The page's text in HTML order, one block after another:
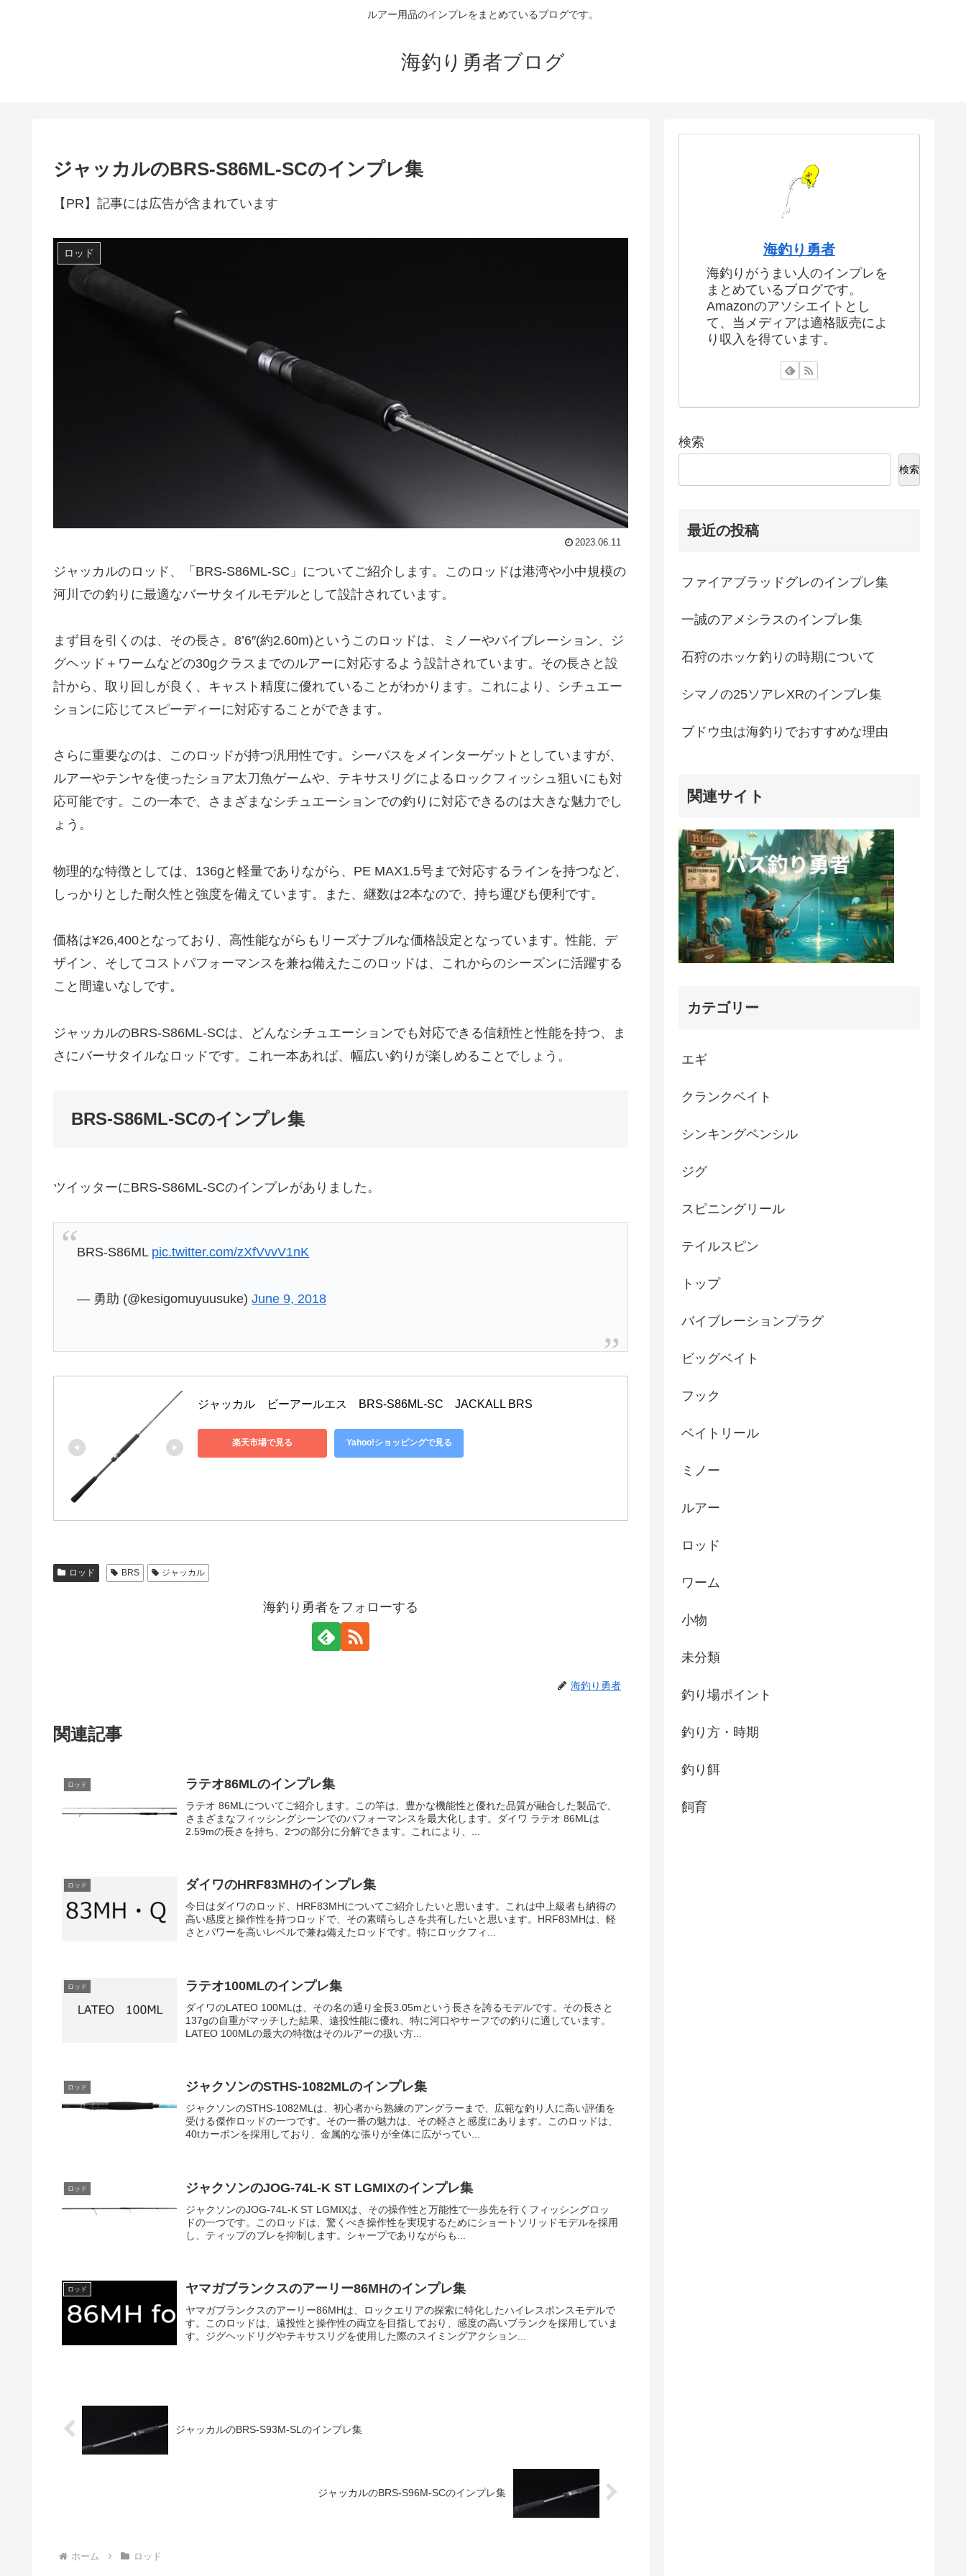
ルアー用品のインプレをまとめているブログです。
海釣り勇者ブログ
ジャッカルのBRS-S86ML-SCのインプレ集
【PR】記事には広告が含まれています
ロッド
2023.06.11
ジャッカルのロッド、「BRS-S86ML-SC」についてご紹介します。このロッドは港湾や小中規模の
河川での釣りに最適なバーサタイルモデルとして設計されています。
まず目を引くのは、その長さ。8’6″(約2.60m)というこのロッドは、ミノーやバイブレーション、ジ
グヘッド＋ワームなどの30gクラスまでのルアーに対応するよう設計されています。その長さと設
計から、取り回しが良く、キャスト精度に優れていることがわかります。これにより、シチュエー
ションに応じてスピーディーに対応することができます。
さらに重要なのは、このロッドが持つ汎用性です。シーバスをメインターゲットとしていますが、
ルアーやテンヤを使ったショア太刀魚ゲームや、テキサスリグによるロックフィッシュ狙いにも対
応可能です。この一本で、さまざまなシチュエーションでの釣りに対応できるのは大きな魅力でし
ょう。
物理的な特徴としては、136gと軽量でありながら、PE MAX1.5号まで対応するラインを持つなど、
しっかりとした耐久性と強度を備えています。また、継数は2本なので、持ち運びも便利です。
価格は¥26,400となっており、高性能ながらもリーズナブルな価格設定となっています。性能、デ
ザイン、そしてコストパフォーマンスを兼ね備えたこのロッドは、これからのシーズンに活躍する
こと間違いなしです。
ジャッカルのBRS-S86ML-SCは、どんなシチュエーションでも対応できる信頼性と性能を持つ、ま
さにバーサタイルなロッドです。これ一本あれば、幅広い釣りが楽しめることでしょう。
BRS-S86ML-SCのインプレ集
ツイッターにBRS-S86ML-SCのインプレがありました。
BRS-S86ML pic.twitter.com/zXfVvvV1nK
— 勇助 (@kesigomuyuusuke)June 9, 2018
ジャッカル　ビーアールエス　BRS-S86ML-SC　JACKALL BRS
楽天市場で見る Yahoo!ショッピングで見る
ロッド BRS ジャッカル
海釣り勇者をフォローする
海釣り勇者
関連記事
ロッド ラテオ86MLのインプレ集
ラテオ 86MLについてご紹介します。この竿は、豊かな機能性と優れた品質が融合した製品で、
さまざまなフィッシングシーンでのパフォーマンスを最大化します。ダイワ ラテオ 86MLは
2.59mの長さを持ち、2つの部分に分解できます。これにより、...
ロッド ダイワのHRF83MHのインプレ集
今日はダイワのロッド、HRF83MHについてご紹介したいと思います。これは中上級者も納得の
高い感度と操作性を持つロッドで、その素晴らしさを共有したいと思います。HRF83MHは、軽
さとパワーを高いレベルで兼ね備えたロッドです。特にロックフィ...
ロッド ラテオ100MLのインプレ集
ダイワのLATEO 100MLは、その名の通り全長3.05mという長さを誇るモデルです。その長さと
137gの自重がマッチした結果、遠投性能に優れ、特に河口やサーフでの釣りに適しています。
LATEO 100MLの最大の特徴はそのルアーの扱い方...
ロッド ジャクソンのSTHS-1082MLのインプレ集
ジャクソンのSTHS-1082MLは、初心者から熟練のアングラーまで、広範な釣り人に高い評価を
受ける傑作ロッドの一つです。その一番の魅力は、その軽さと感度にあります。このロッドは、
40tカーボンを採用しており、金属的な張りが全体に広がってい...
ロッド ジャクソンのJOG-74L-K ST LGMIXのインプレ集
ジャクソンのJOG-74L-K ST LGMIXは、その操作性と万能性で一歩先を行くフィッシングロッ
ドの一つです。このロッドは、驚くべき操作性を実現するためにショートソリッドモデルを採用
し、ティップのブレを抑制します。シャープでありながらも...
ロッド ヤマガブランクスのアーリー86MHのインプレ集
ヤマガブランクスのアーリー86MHは、ロックエリアの探索に特化したハイレスポンスモデルで
す。このロッドは、遠投性と操作性の両立を目指しており、感度の高いブランクを採用していま
す。ジグヘッドリグやテキサスリグを使用した際のスイミングアクション...
ジャッカルのBRS-S93M-SLのインプレ集
ジャッカルのBRS-S96M-SCのインプレ集
ホーム ロッド
海釣り勇者
海釣りがうまい人のインプレを
まとめているブログです。
Amazonのアソシエイトとし
て、当メディアは適格販売によ
り収入を得ています。
検索
検索
最近の投稿
ファイアブラッドグレのインプレ集
一誠のアメシラスのインプレ集
石狩のホッケ釣りの時期について
シマノの25ソアレXRのインプレ集
ブドウ虫は海釣りでおすすめな理由
関連サイト
カテゴリー
エギ
クランクベイト
シンキングペンシル
ジグ
スピニングリール
テイルスピン
トップ
バイブレーションプラグ
ビッグベイト
フック
ベイトリール
ミノー
ルアー
ロッド
ワーム
小物
未分類
釣り場ポイント
釣り方・時期
釣り餌
飼育